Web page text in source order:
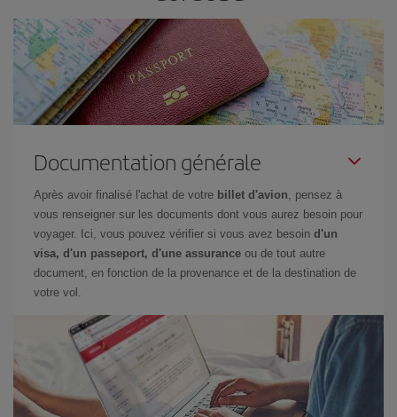
Documentation générale
Après avoir finalisé l'achat de votre billet d'avion , pensez à
vous renseigner sur les documents dont vous aurez besoin pour
voyager. Ici, vous pouvez vérifier si vous avez besoin d'un
visa, d'un passeport, d'une assurance ou de tout autre
document, en fonction de la provenance et de la destination de
votre vol.